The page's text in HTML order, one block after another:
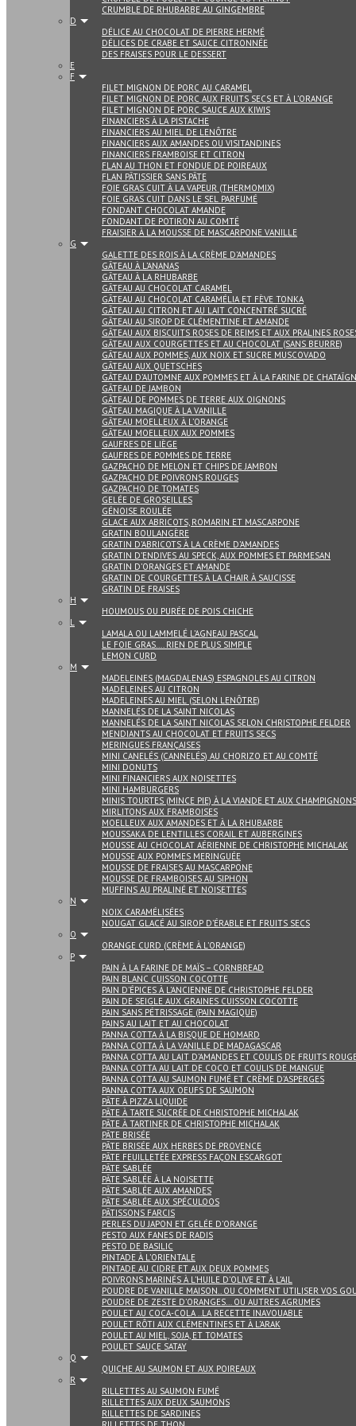
CRUMBLE DE RHUBARBE AU GINGEMBRE
D
DÉLICE AU CHOCOLAT DE PIERRE HERMÉ
DÉLICES DE CRABE ET SAUCE CITRONNÉE
DES FRAISES POUR LE DESSERT
E
F
FILET MIGNON DE PORC AU CARAMEL
FILET MIGNON DE PORC AUX FRUITS SECS ET À L’ORANGE
FILET MIGNON DE PORC SAUCE AUX KIWIS
FINANCIERS À LA PISTACHE
FINANCIERS AU MIEL DE LENÔTRE
FINANCIERS AUX AMANDES OU VISITANDINES
FINANCIERS FRAMBOISE ET CITRON
FLAN AU THON ET FONDUE DE POIREAUX
FLAN PÂTISSIER SANS PÂTE
FOIE GRAS CUIT À LA VAPEUR (THERMOMIX)
FOIE GRAS CUIT DANS LE SEL PARFUMÉ
FONDANT CHOCOLAT AMANDE
FONDANT DE POTIRON AU COMTÉ
FRAISIER À LA MOUSSE DE MASCARPONE VANILLE
G
GALETTE DES ROIS À LA CRÈME D’AMANDES
GÂTEAU À L’ANANAS
GÂTEAU À LA RHUBARBE
GÂTEAU AU CHOCOLAT CARAMEL
GÂTEAU AU CHOCOLAT CARAMÉLIA ET FÈVE TONKA
GÂTEAU AU CITRON ET AU LAIT CONCENTRÉ SUCRÉ
GÂTEAU AU SIROP DE CLÉMENTINE ET AMANDE
GÂTEAU AUX BISCUITS ROSES DE REIMS ET AUX PRALINES
GÂTEAU AUX COURGETTES ET AU CHOCOLAT (SANS BEURRE)
GÂTEAU AUX POMMES, AUX NOIX ET SUCRE MUSCOVADO
GÂTEAU AUX QUETSCHES
GÂTEAU D’AUTOMNE AUX POMMES ET À LA FARINE DE
GÂTEAU DE JAMBON
GÂTEAU DE POMMES DE TERRE AUX OIGNONS
GÂTEAU MAGIQUE À LA VANILLE
GÂTEAU MOELLEUX À L’ORANGE
GÂTEAU MOELLEUX AUX POMMES
GAUFRES DE LIÈGE
GAUFRES DE POMMES DE TERRE
GAZPACHO DE MELON ET CHIPS DE JAMBON
GAZPACHO DE POIVRONS ROUGES
GAZPACHO DE TOMATES
GELÉE DE GROSEILLES
GÉNOISE ROULÉE
GLACE AUX ABRICOTS, ROMARIN ET MASCARPONE
GRATIN BOULANGÈRE
GRATIN D’ABRICOTS À LA CRÈME D’AMANDES
GRATIN D’ENDIVES AU SPECK, AUX POMMES ET PARMESAN
GRATIN D’ORANGES ET AMANDE
GRATIN DE COURGETTES À LA CHAIR À SAUCISSE
GRATIN DE FRAISES
H
HOUMOUS OU PURÉE DE POIS CHICHE
L
LAMALA OU LAMMELÉ L’AGNEAU PASCAL
LE FOIE GRAS…. RIEN DE PLUS SIMPLE
LEMON CURD
M
MADELEINES (MAGDALENAS) ESPAGNOLES AU CITRON
MADELEINES AU CITRON
MADELEINES AU MIEL (SELON LENÔTRE)
MANNELÉS DE LA SAINT NICOLAS
MANNELÉS DE LA SAINT NICOLAS SELON CHRISTOPHE FELDER
MENDIANTS AU CHOCOLAT ET FRUITS SECS
MERINGUES FRANÇAISES
MINI CANELÉS (CANNELÉS) AU CHORIZO ET AU COMTÉ
MINI DONUTS
MINI FINANCIERS AUX NOISETTES
MINI HAMBURGERS
MINIS TOURTES (MINCE PIE) À LA VIANDE ET AUX CHAMPIGNONS
MIRLITONS AUX FRAMBOISES
MOELLEUX AUX AMANDES ET À LA RHUBARBE
MOUSSAKA DE LENTILLES CORAIL ET AUBERGINES
MOUSSE AU CHOCOLAT AÉRIENNE DE CHRISTOPHE MICHALAK
MOUSSE AUX POMMES MERINGUÉE
MOUSSE DE FRAISES AU MASCARPONE
MOUSSE DE FRAMBOISES AU SIPHON
MUFFINS AU PRALINÉ ET NOISETTES
N
NOIX CARAMÉLISÉES
NOUGAT GLACÉ AU SIROP D’ÉRABLE ET FRUITS SECS
O
ORANGE CURD (CRÈME À L’ORANGE)
P
PAIN À LA FARINE DE MAÏS – CORNBREAD
PAIN BLANC CUISSON COCOTTE
PAIN D’ÉPICES À L’ANCIENNE DE CHRISTOPHE FELDER
PAIN DE SEIGLE AUX GRAINES CUISSON COCOTTE
PAIN SANS PÉTRISSAGE (PAIN MAGIQUE)
PAINS AU LAIT ET AU CHOCOLAT
PANNA COTTA À LA BISQUE DE HOMARD
PANNA COTTA À LA VANILLE DE MADAGASCAR
PANNA COTTA AU LAIT D’AMANDES ET COULIS DE FRUITS
PANNA COTTA AU LAIT DE COCO ET COULIS DE MANGUE
PANNA COTTA AU SAUMON FUMÉ ET CRÈME D’ASPERGES
PANNA COTTA AUX OEUFS DE SAUMON
PÂTE À PIZZA LIQUIDE
PÂTE À TARTE SUCRÉE DE CHRISTOPHE MICHALAK
PÂTE À TARTINER DE CHRISTOPHE MICHALAK
PÂTE BRISÉE
PÂTE BRISÉE AUX HERBES DE PROVENCE
PÂTE FEUILLETÉE EXPRESS FAÇON ESCARGOT
PÂTE SABLÉE
PÂTE SABLÉE À LA NOISETTE
PÂTE SABLÉE AUX AMANDES
PÂTE SABLÉE AUX SPÉCULOOS
PÂTISSONS FARCIS
PERLES DU JAPON ET GELÉE D’ORANGE
PESTO AUX FANES DE RADIS
PESTO DE BASILIC
PINTADE À L’ORIENTALE
PINTADE AU CIDRE ET AUX DEUX POMMES
POIVRONS MARINÉS À L’HUILE D’OLIVE ET À L’AIL
POUDRE DE VANILLE MAISON.. OU COMMENT UTILISER VOS
POUDRE DE ZESTE D’ORANGES… OU AUTRES AGRUMES
POULET AU COCA-COLA ..LA RECETTE INAVOUABLE
POULET RÔTI AUX CLÉMENTINES ET À L’ARAK
POULET AU MIEL, SOJA, ET TOMATES
POULET SAUCE SATAY
Q
QUICHE AU SAUMON ET AUX POIREAUX
R
RILLETTES AU SAUMON FUMÉ
RILLETTES AUX DEUX SAUMONS
RILLETTES DE SARDINES